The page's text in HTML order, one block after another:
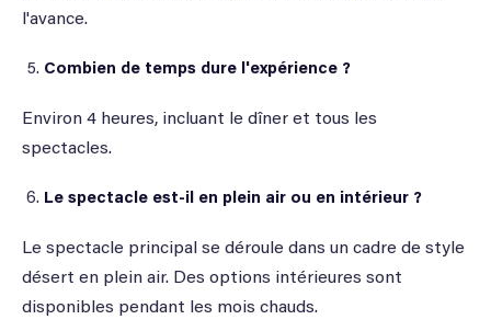
l'avance.
Combien de temps dure l'expérience ?
Environ 4 heures, incluant le dîner et tous les
spectacles.
Le spectacle est-il en plein air ou en intérieur ?
Le spectacle principal se déroule dans un cadre de style
désert en plein air. Des options intérieures sont
disponibles pendant les mois chauds.